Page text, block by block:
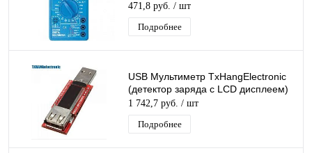
471,8 руб. / шт
Подробнее
USB Мультиметр TxHangElectronic
(детектор заряда с LCD дисплеем)
1 742,7 руб. / шт
Подробнее